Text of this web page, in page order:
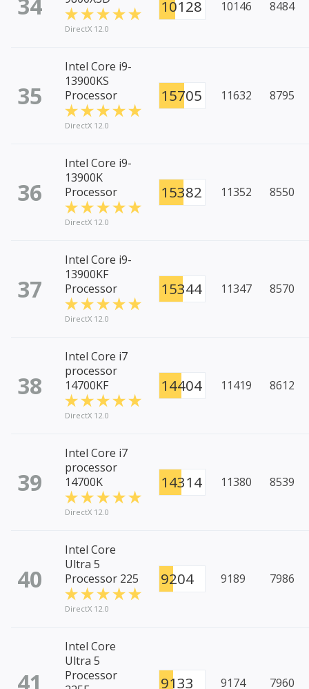
DirectX 12.0
10128 10146 8484
35
Intel Core i9-
13900KS
Processor
DirectX 12.0
15705 11632 8795
36
Intel Core i9-
13900K
Processor
DirectX 12.0
15382 11352 8550
37
Intel Core i9-
13900KF
Processor
DirectX 12.0
15344 11347 8570
38
Intel Core i7
processor
14700KF
DirectX 12.0
14404 11419 8612
39
Intel Core i7
processor
14700K
DirectX 12.0
14314 11380 8539
40
Intel Core
Ultra 5
Processor 225
DirectX 12.0
9204 9189 7986
41
Intel Core
Ultra 5
Processor
9133 9174 7960